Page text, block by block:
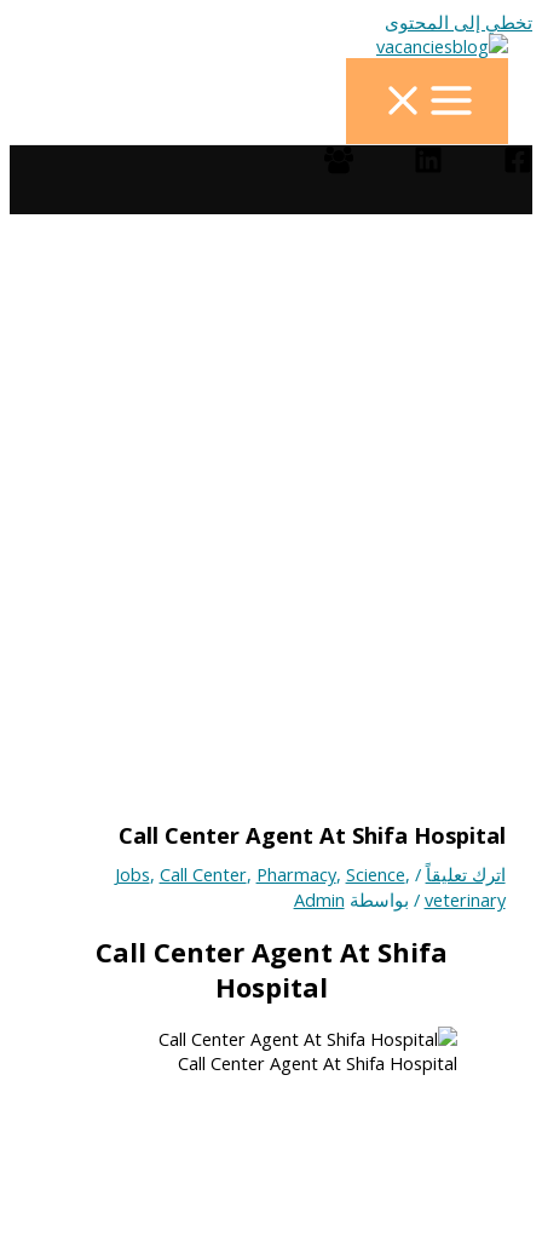
تخطي إلى المحتوى
Call Center Agent At Shifa Hospital
اترك تعليقاً /
Jobs, Call Center, Pharmacy, Science,
veterinary / بواسطة Admin
Call Center Agent At Shifa
Hospital
Call Center Agent At Shifa Hospital